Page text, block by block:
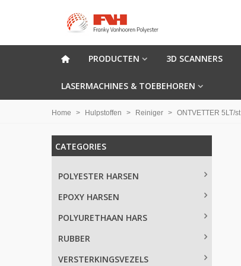
PRODUCTEN 3D SCANNERS
LASERMACHINES & TOEBEHOREN
Home > Hulpstoffen > Reiniger > ONTVETTER 5LT/st
CATEGORIES
POLYESTER HARSEN
EPOXY HARSEN
POLYURETHAAN HARS
RUBBER
VERSTERKINGSVEZELS